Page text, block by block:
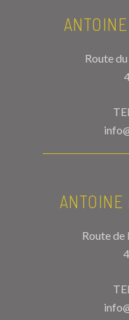
Route
TEL.
ANTOINE
Route de
TEL.